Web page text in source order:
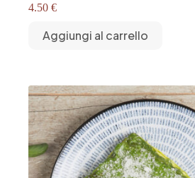
4.50 €
Aggiungi al carrello